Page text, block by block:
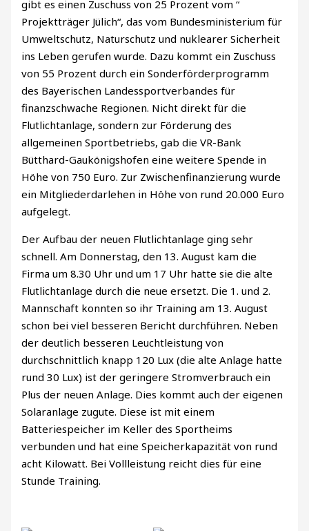
gibt es einen Zuschuss von 25 Prozent vom “
Projektträger Jülich“, das vom Bundesministerium für
Umweltschutz, Naturschutz und nuklearer Sicherheit
ins Leben gerufen wurde. Dazu kommt ein Zuschuss
von 55 Prozent durch ein Sonderförderprogramm
des Bayerischen Landessportverbandes für
finanzschwache Regionen. Nicht direkt für die
Flutlichtanlage, sondern zur Förderung des
allgemeinen Sportbetriebs, gab die VR-Bank
Bütthard-Gaukönigshofen eine weitere Spende in
Höhe von 750 Euro. Zur Zwischenfinanzierung wurde
ein Mitgliederdarlehen in Höhe von rund 20.000 Euro
aufgelegt.
Der Aufbau der neuen Flutlichtanlage ging sehr
schnell. Am Donnerstag, den 13. August kam die
Firma um 8.30 Uhr und um 17 Uhr hatte sie die alte
Flutlichtanlage durch die neue ersetzt. Die 1. und 2.
Mannschaft konnten so ihr Training am 13. August
schon bei viel besseren Bericht durchführen. Neben
der deutlich besseren Leuchtleistung von
durchschnittlich knapp 120 Lux (die alte Anlage hatte
rund 30 Lux) ist der geringere Stromverbrauch ein
Plus der neuen Anlage. Dies kommt auch der eigenen
Solaranlage zugute. Diese ist mit einem
Batteriespeicher im Keller des Sportheims
verbunden und hat eine Speicherkapazität von rund
acht Kilowatt. Bei Vollleistung reicht dies für eine
Stunde Training.